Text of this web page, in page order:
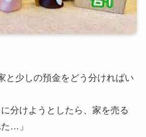
と少しの預金をどう分ければい
に分けようとしたら、家を売る
…」